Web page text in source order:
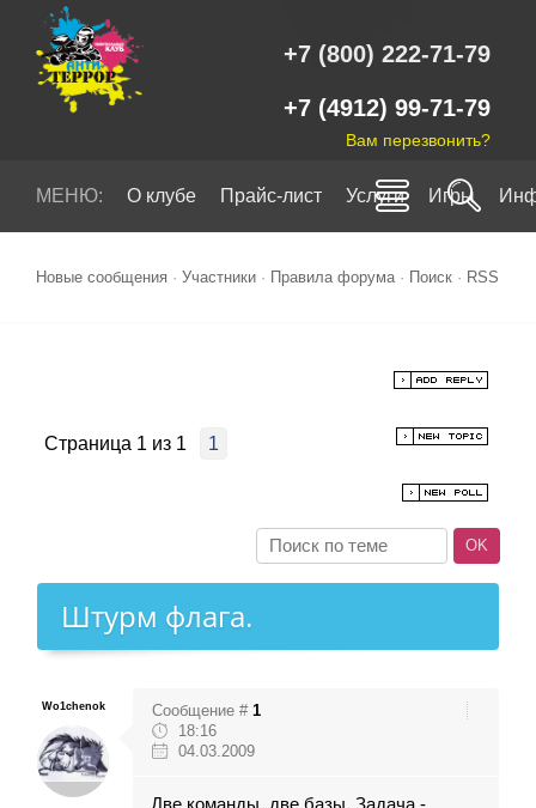
+7 (800) 222-71-79
+7 (4912) 99-71-79
Вам перезвонить?
МЕНЮ: О клубе Прайс-лист Услуги Игры
Новые сообщения · Участники · Правила форума· Поиск · RSS
Страница 1 из 1 1
Штурм флага.
Wo1chenok Сообщение # 1
18:16
04.03.2009